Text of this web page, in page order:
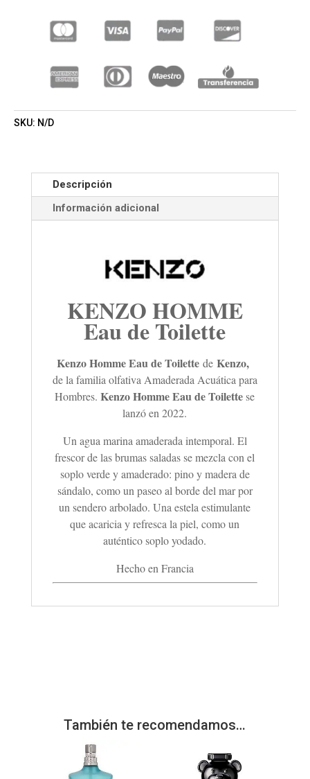
SKU: N/D
Descripción
Información adicional
KENZO HOMME
Eau de Toilette
Kenzo Homme Eau de Toilette deKenzo,
de la familia olfativa Amaderada Acuática para
Hombres.Kenzo Homme Eau de Toilettese
lanzó en 2022.
Un agua marina amaderada intemporal. El
frescor de las brumas saladas se mezcla con el
soplo verde y amaderado: pino y madera de
sándalo, como un paseo al borde del mar por
un sendero arbolado. Una estela estimulante
que acaricia y refresca la piel, como un
auténtico soplo yodado.
Hecho en Francia
También te recomendamos…